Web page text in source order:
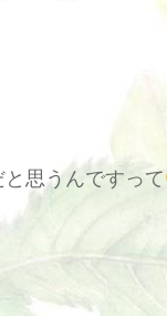
思うんですって